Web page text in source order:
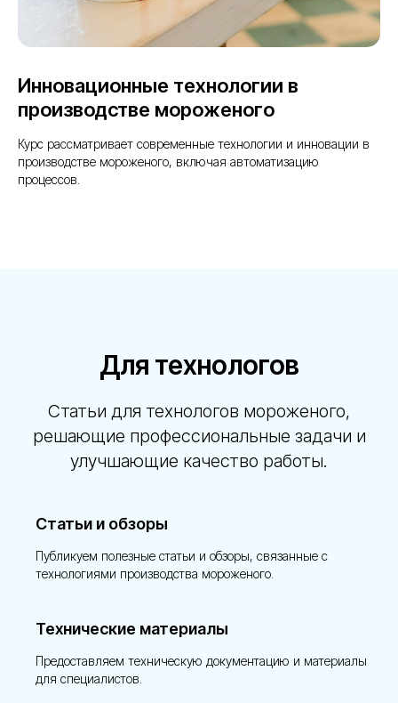
Инновационные технологии в
производстве мороженого
Курс рассматривает современные технологии и инновации в
производстве мороженого, включая автоматизацию
процессов.
Для технологов
Статьи для технологов мороженого,
решающие профессиональные задачи и
улучшающие качество работы.
Статьи и обзоры
Публикуем полезные статьи и обзоры, связанные с
технологиями производства мороженого.
Технические материалы
Предоставляем техническую документацию и материалы
для специалистов.